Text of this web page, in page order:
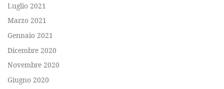
Luglio 2021
Marzo 2021
Gennaio 2021
Dicembre 2020
Novembre 2020
Giugno 2020